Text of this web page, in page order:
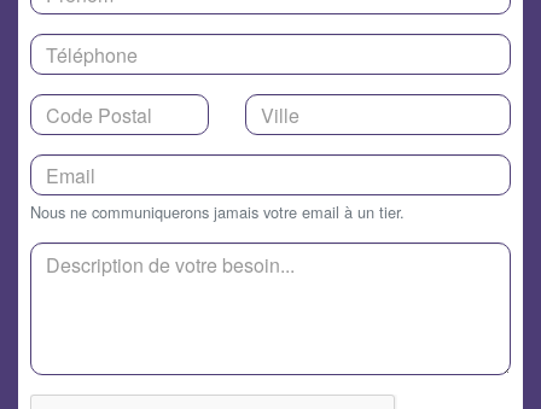
Nous ne communiquerons jamais votre email à un tier.